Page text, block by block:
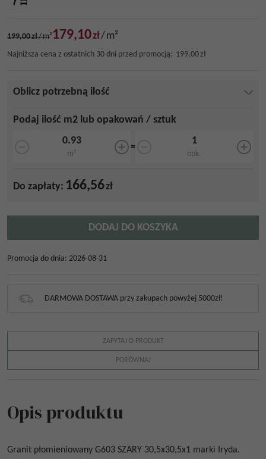
199,00zł/m² 179,10zł/m²
Najniższa cena z ostatnich 30 dni przed promocją: 199,00zł
Oblicz potrzebną ilość
Podaj ilość m2 lub opakowań / sztuk
m²
=
opk.
Do zapłaty: 166,56zł
DODAJ DO KOSZYKA
Promocja do dnia: 2026-08-31
DARMOWA DOSTAWA przy zakupach powyżej 5000zł!
ZAPYTAJ O PRODUKT
PORÓWNAJ
Opis produktu
Granit płomieniowany G603 SZARY 30,5x30,5x1 marki Iryda.